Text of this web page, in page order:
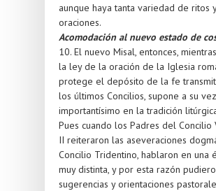
aunque haya tanta variedad de ritos y
oraciones.
Acomodación al nuevo estado de
10. El nuevo Misal, entonces,
la ley de la oración de la Iglesia
protege el depósito de la fe
los últimos Concilios, supone a su
importantísimo en la tradición
Pues cuando los Padres del Concilio
II reiteraron las aseveraciones
Concilio Tridentino, hablaron en una
muy distinta, y por esta razón
sugerencias y orientaciones